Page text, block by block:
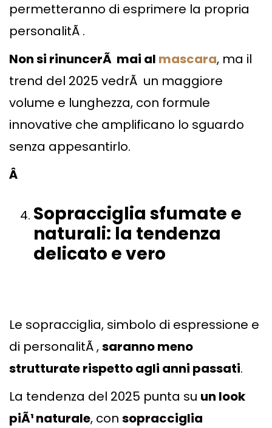
permetteranno di esprimere la propria
personalitÃ .
Non si rinuncerÃ mai al mascara, ma il
trend del 2025 vedrÃ un maggiore
volume e lunghezza, con formule
innovative che amplificano lo sguardo
senza appesantirlo.
Â
Sopracciglia sfumate e
naturali: la tendenza
delicato e vero
Le sopracciglia, simbolo di espressione e
di personalitÃ ,saranno meno
strutturate rispetto agli anni passati.
La tendenza del 2025 punta su un look
piÃ¹ naturale, con sopracciglia